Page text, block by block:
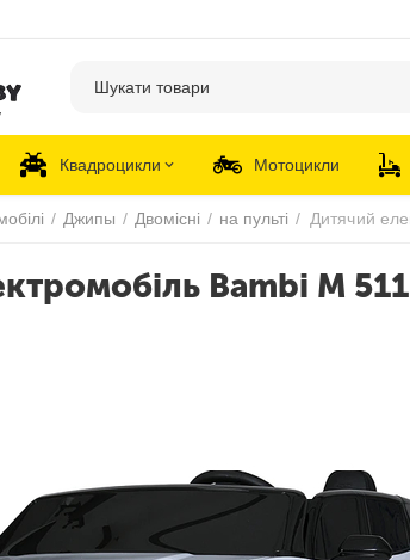
Квадроцикли Мотоцикли
/ Джипы / Двомісні / на пульті /
Bambi M